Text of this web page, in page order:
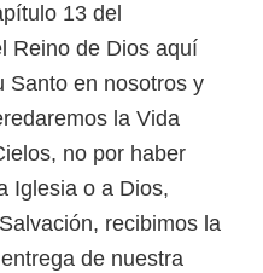
13 del
Reino de Dios aquí
Santo en nosotros y
la Vida
no por haber
Iglesia o a Dios,
recibimos la
de nuestra